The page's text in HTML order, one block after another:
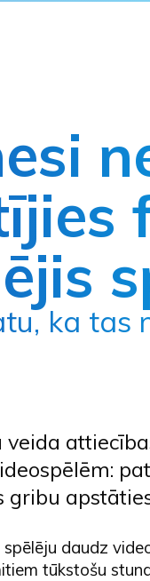
ka tas
veida
gribu
daudz
tūkstošu